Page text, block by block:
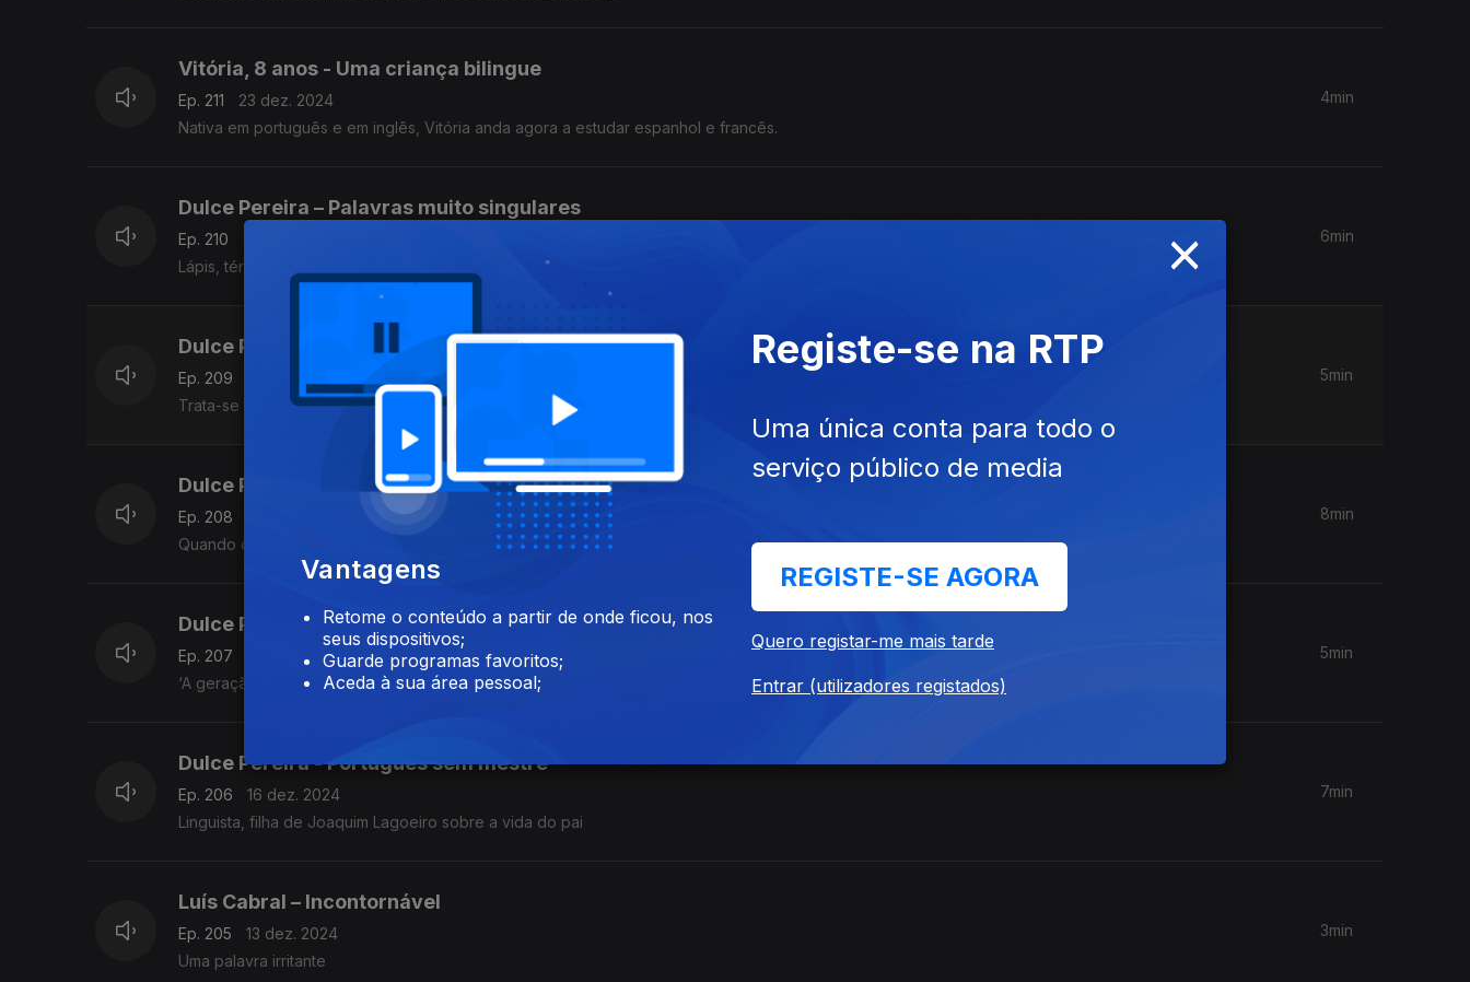
Vitória, 8 anos - Uma criança bilingue
Ep. 211
23 dez. 2024
Nativa em português e em inglês, Vitória anda agora a estudar espanhol e francês.
4min
Dulce Pereira – Palavras muito singulares
Ep. 210
Lápis, ténis, pêsames, férias, víveres
6min
Dulce Pereira - Tratam-se e trata-se
Ep. 209
Trata-se de dúvidas que vamos esclarecer já!
5min
Dulce Pereira - Batatas e bués
Ep. 208
Quando o filho abusa do ‘bué’, a mãe responde ‘batata’
8min
Dulce Pereira - Melhor ou mais bem
Ep. 207
17 dez. 2024
‘A geração melhor preparada de sempre’
5min
Dulce Pereira - Português sem mestre
Ep. 206
16 dez. 2024
Linguista, filha de Joaquim Lagoeiro sobre a vida do pai
7min
Luís Cabral – Incontornável
Ep. 205
13 dez. 2024
Uma palavra irritante
3min
×
Vantagens
Retome o conteúdo a partir de onde ficou, nos
seus dispositivos;
Guarde programas favoritos;
Aceda à sua área pessoal;
Registe-se na RTP
Uma única conta para todo o
serviço público de media
REGISTE-SE AGORA
Quero registar-me mais tarde
Entrar (utilizadores registados)